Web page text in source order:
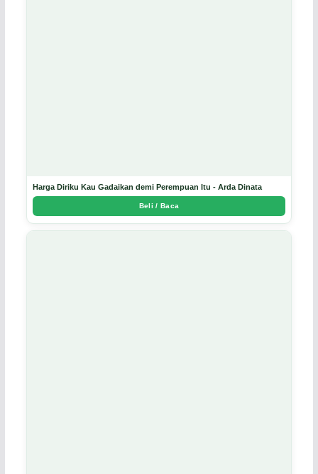
Harga Diriku Kau Gadaikan demi Perempuan Itu - Arda Dinata
Beli / Baca